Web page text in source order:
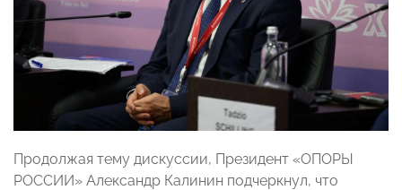
Продолжая тему дискуссии, Президент «ОПОРЫ
РОССИИ» Александр Калинин подчеркнул, что